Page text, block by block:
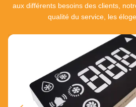
aux différents besoins des clients,
qualité du service, les